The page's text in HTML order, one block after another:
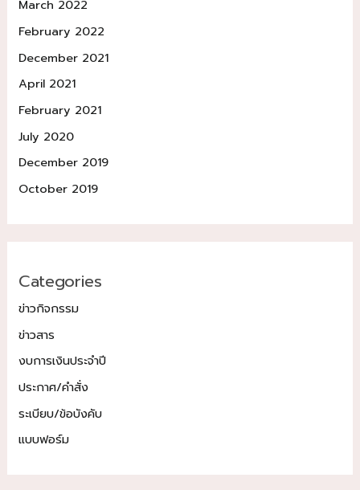
March 2022
February 2022
December 2021
April 2021
February 2021
July 2020
December 2019
October 2019
Categories
ข่าวกิจกรรม
ข่าวสาร
งบการเงินประจำปี
ประกาศ/คำสั่ง
ระเบียบ/ข้อบังคับ
แบบฟอร์ม